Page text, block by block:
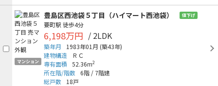
マンション
豊島区西池袋５丁目（ハイマート西池袋） 値下げ
要町駅 徒歩4分
6,198万円 / 2LDK
築年月 1983年01月 (築43年)
建物構造
ＲＣ
専有面積
52.36m2
所在階/階数 6階 / 7階建
総戸数
18戸